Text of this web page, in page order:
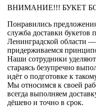
ВНИМАНИЕ!!! БУКЕТ
Понравились
служба доставки букетов
Ленинградской области
придерживаемся
Наши сотрудники
стараясь безупречно
идёт о подготовке к
Мы относимся к своей
всегда выполняем
дёшево и точно в срок.